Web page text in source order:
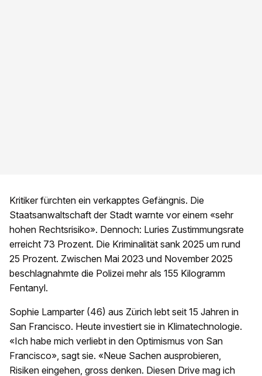
Kritiker fürchten ein verkapptes Gefängnis. Die
Staatsanwaltschaft der Stadt warnte vor einem «sehr
hohen Rechtsrisiko». Dennoch: Luries Zustimmungsrate
erreicht 73 Prozent. Die Kriminalität sank 2025 um rund
25 Prozent. Zwischen Mai 2023 und November 2025
beschlagnahmte die Polizei mehr als 155 Kilogramm
Fentanyl.
Sophie Lamparter (46) aus Zürich lebt seit 15 Jahren in
San Francisco. Heute investiert sie in Klimatechnologie.
«Ich habe mich verliebt in den Optimismus von San
Francisco», sagt sie. «Neue Sachen ausprobieren,
Risiken eingehen, gross denken. Diesen Drive mag ich